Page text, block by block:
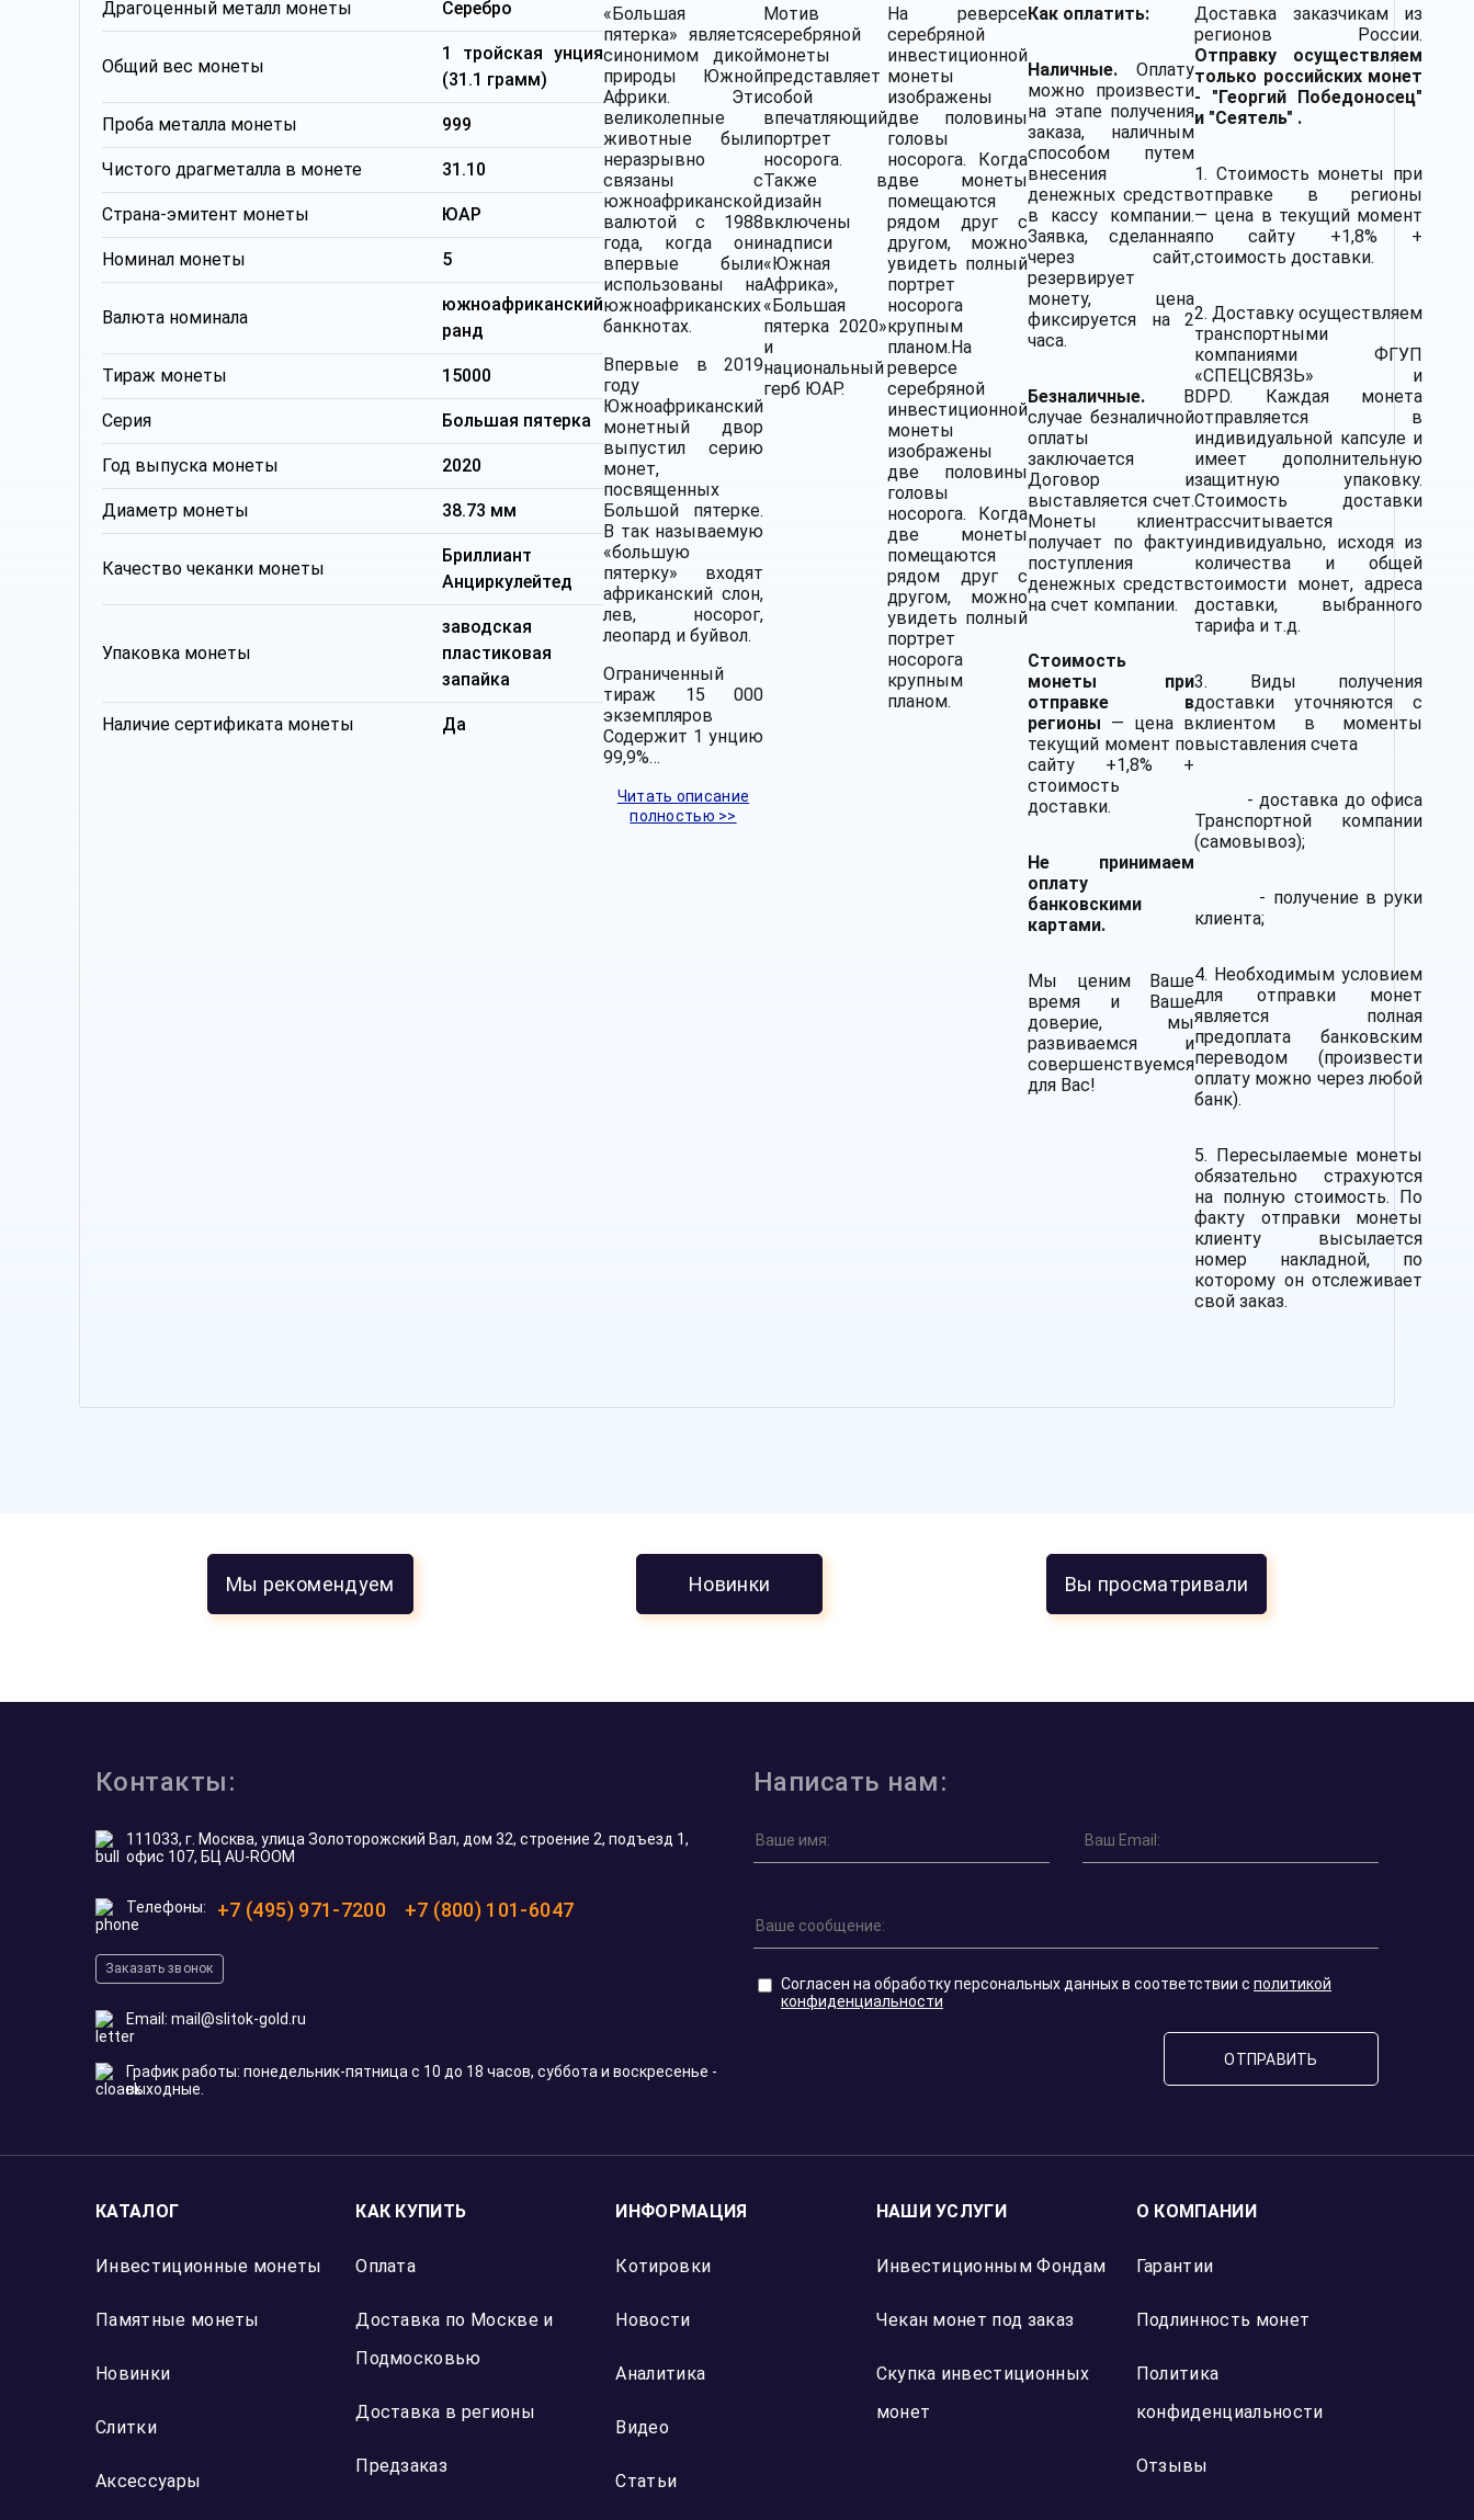
Драгоценный металл монеты Серебро
Общий вес монеты
1 тройская унция
(31.1 грамм)
Проба металла монеты 999
Чистого драгметалла в монете 31.10
Страна-эмитент монеты ЮАР
Номинал монеты 5
Валюта номинала
южноафриканский
ранд
Тираж монеты 15000
Серия Большая пятерка
Год выпуска монеты 2020
Диаметр монеты 38.73 мм
Качество чеканки монеты
Бриллиант
Анциркулейтед
Упаковка монеты
заводская
пластиковая
запайка
Наличие сертификата монеты Да
«Большая
пятерка» является
синонимом дикой
природы Южной
Африки. Эти
великолепные
животные были
неразрывно
связаны с
южноафриканской
валютой с 1988
года, когда они
впервые были
использованы на
южноафриканских
банкнотах.
Впервые в 2019
году
Южноафриканский
монетный двор
выпустил серию
монет,
посвященных
Большой пятерке.
В так называемую
«большую
пятерку» входят
африканский слон,
лев, носорог,
леопард и буйвол.
Ограниченный
тираж 15 000
экземпляров
Содержит 1 унцию
99,9%…
Читать описание
полностью >>
Мотив
серебряной
монеты
представляет
собой
впечатляющий
портрет
носорога.
Также в
дизайн
включены
надписи
«Южная
Африка»,
«Большая
пятерка 2020»
и
национальный
герб ЮАР.
На реверсе
серебряной
инвестиционной
монеты
изображены
две половины
головы
носорога. Когда
две монеты
помещаются
рядом друг с
другом, можно
увидеть полный
портрет
носорога
крупным
планом.На
реверсе
серебряной
инвестиционной
монеты
изображены
две половины
головы
носорога. Когда
две монеты
помещаются
рядом друг с
другом, можно
увидеть полный
портрет
носорога
крупным
планом.
Как оплатить:
Наличные. Оплату
можно произвести
на этапе получения
заказа, наличным
способом путем
внесения
денежных средств
в кассу компании.
Заявка, сделанная
через сайт,
резервирует
монету, цена
фиксируется на 2
часа.
Безналичные.
В
случае безналичной
оплаты
заключается
Договор и
выставляется счет.
Монеты клиент
получает по факту
поступления
денежных средств
на счет компании.
Стоимость
монеты при
отправке в
регионы — цена в
текущий момент по
сайту +1,8% +
стоимость
доставки.
Не принимаем
оплату
банковскими
картами.
Мы ценим Ваше
время и Ваше
доверие, мы
развиваемся и
совершенствуемся
для Вас!
Доставка заказчикам из
регионов России.
Отправку осуществляем
только российских монет
- "Георгий Победоносец"
и "Сеятель" .
1. Стоимость монеты при
отправке в регионы
— цена в текущий момент
по сайту +1,8% +
стоимость доставки.
2. Доставку осуществляем
транспортными
компаниями
ФГУП
«СПЕЦСВЯЗЬ» и
DPD. Каждая монета
отправляется в
индивидуальной капсуле и
имеет дополнительную
защитную упаковку.
Стоимость доставки
рассчитывается
индивидуально, исходя из
количества и общей
стоимости монет, адреса
доставки, выбранного
тарифа и т.д.
3. Виды получения
доставки уточняются с
клиентом в моменты
выставления счета
- доставка до офиса
Транспортной компании
(самовывоз);
- получение в руки
клиента;
4. Необходимым условием
для отправки монет
является полная
предоплата банковским
переводом (произвести
оплату можно через любой
банк).
5. Пересылаемые монеты
обязательно страхуются
на полную стоимость. По
факту отправки монеты
клиенту высылается
номер накладной, по
которому он отслеживает
свой заказ.
Мы рекомендуем Новинки Вы просматривали
Контакты:
111033, г. Москва, улица Золоторожский Вал, дом 32, строение 2, подъезд 1,
офис 107, БЦ AU-ROOM
Телефоны: +7 (495) 971-7200 +7 (800) 101-6047
Заказать звонок
Email: mail@slitok-gold.ru
График работы: понедельник-пятница с 10 до 18 часов, суббота и воскресенье -
выходные.
Написать нам:
Согласен на обработку персональных данных в соответствии с политикой
конфиденциальности
ОТПРАВИТЬ
КАТАЛОГ
Инвестиционные монеты
Памятные монеты
Новинки
Слитки
Аксессуары
КАК КУПИТЬ
Оплата
Доставка по Москве и
Подмосковью
Доставка в регионы
Предзаказ
ИНФОРМАЦИЯ
Котировки
Новости
Аналитика
Видео
Статьи
НАШИ УСЛУГИ
Инвестиционным Фондам
Чекан монет под заказ
Скупка инвестиционных
монет
О КОМПАНИИ
Гарантии
Подлинность монет
Политика
конфиденциальности
Отзывы